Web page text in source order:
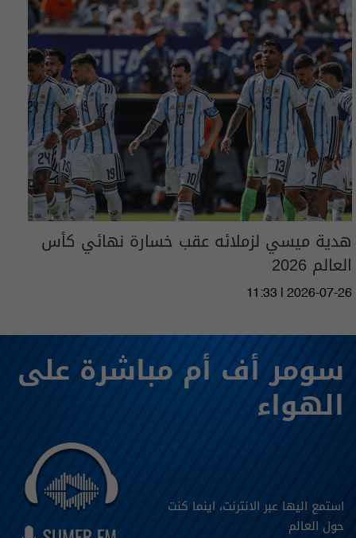
هدية ميسي لزملائه عقب خسارة نهائي كأس
العالم 2026
11:33 | 2026-07-26
سومر أف أم مباشرة على
الهواء
استمع اليها عبر الانترنت، اينما كنت
حول العالم